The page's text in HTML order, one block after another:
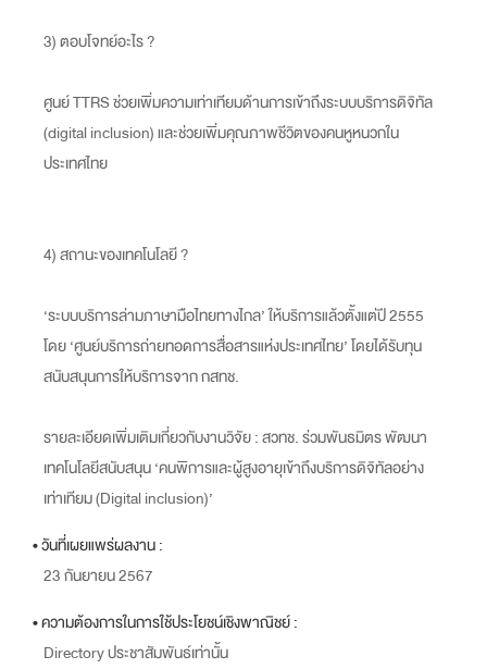
3) ตอบโจทย์อะไร ?
ศูนย์ TTRS ช่วยเพิ่มความเท่าเทียมด้านการเข้าถึงระบบบริการดิจิทัล
(digital inclusion) และช่วยเพิ่มคุณภาพชีวิตของคนหูหนวกใน
ประเทศไทย
4) สถานะของเทคโนโลยี ?
‘ระบบบริการล่ามภาษามือไทยทางไกล’ ให้บริการแล้วตั้งแต่ปี 2555
โดย ‘ศูนย์บริการถ่ายทอดการสื่อสารแห่งประเทศไทย’ โดยได้รับทุน
สนับสนุนการให้บริการจาก กสทช.
รายละเอียดเพิ่มเติมเกี่ยวกับงานวิจัย : สวทช. ร่วมพันธมิตร พัฒนา
เทคโนโลยีสนับสนุน ‘คนพิการและผู้สูงอายุเข้าถึงบริการดิจิทัลอย่าง
เท่าเทียม (Digital inclusion)’
• วันที่เผยแพร่ผลงาน :
23 กันยายน 2567
• ความต้องการในการใช้ประโยชน์เชิงพาณิชย์ :
Directory ประชาสัมพันธ์เท่านั้น